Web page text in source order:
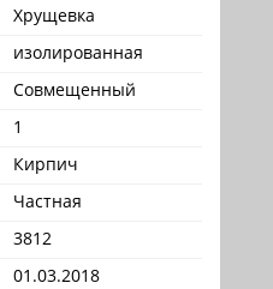
Хрущевка
изолированная
Совмещенный
1
Кирпич
Частная
3812
01.03.2018